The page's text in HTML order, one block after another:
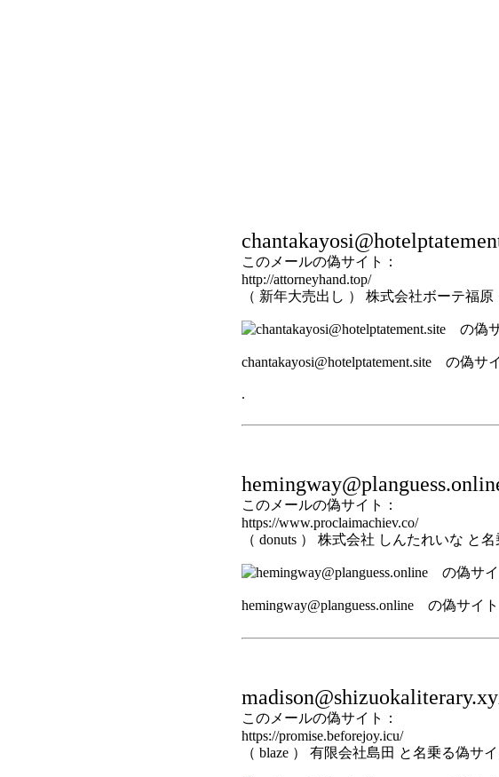
このメールの偽サイト：
http://attorneyhand.top/
（ 新年大売出し ） 株式会社ボーテ福原
chantakayosi@hotelptatement.site の偽サ
.
このメールの偽サイト：
https://www.proclaimachiev.co/
（ donuts ） 株式会社 しんたれいな と
hemingway@planguess.online の偽サイト
このメールの偽サイト：
https://promise.beforejoy.icu/
（ blaze ） 有限会社島田 と名乗る偽サイ